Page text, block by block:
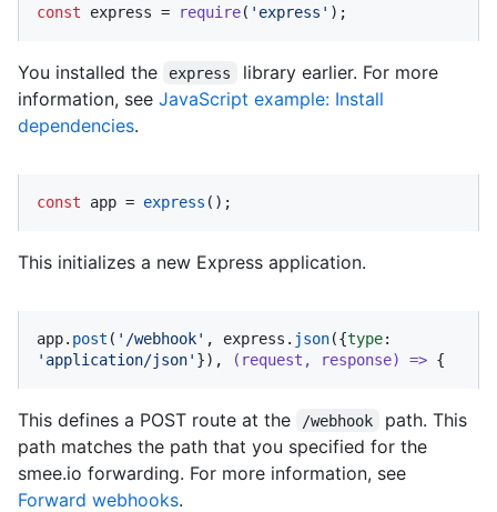
const express = require( 'express' );
You installed the express
library earlier. For more
information, see JavaScript example: Install
dependencies.
const app = express ();
This initializes a new Express application.
app. post ( '/webhook' , express. json({type
'application/json' }), ( request, response) => {
This defines a POST route at the /webhook
path. This
path matches the path that you specified for the
smee.io forwarding. For more information, see
Forward webhooks.